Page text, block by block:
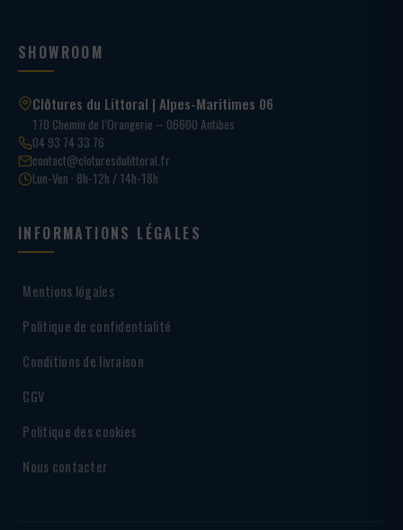
SHOWROOM
Clôtures du Littoral | Alpes-Maritimes 06
170 Chemin de l’Orangerie – 06600 Antibes
04 93 74 33 76
contact@cloturesdulittoral.fr
Lun-Ven · 8h-12h / 14h-18h
INFORMATIONS LÉGALES
Mentions légales
Politique de confidentialité
Conditions de livraison
CGV
Politique des cookies
Nous contacter